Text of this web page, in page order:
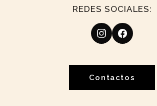
REDES SOCIALES:
Contactos